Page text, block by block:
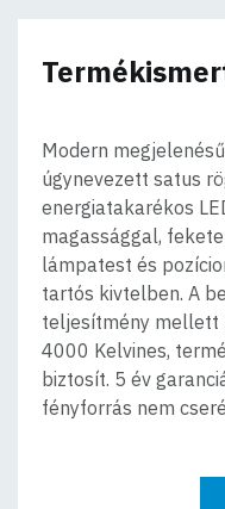
Modern
úgynevezett satus
energiatakarékos
magassággal,
lámpatest és
tartós kivtelben. A
teljesítmény mellett
4000 Kelvines,
biztosít. 5 év
fényforrás nem